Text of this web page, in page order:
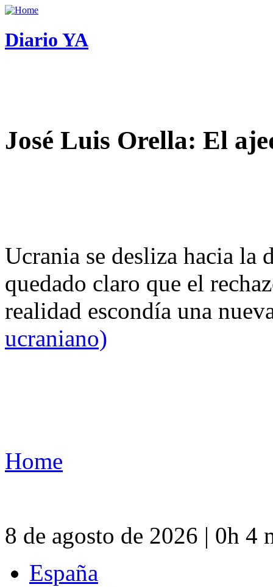
Diario YA
José Luis Orella: El
Ucrania se desliza hacia
quedado claro que el
realidad escondía una
ucraniano)
Home
8 de agosto de 2026 | 0h 4
España